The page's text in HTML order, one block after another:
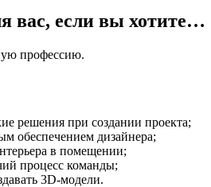
вас, если вы хотите…
профессию.
решения при создании проекта;
обеспечением дизайнера;
в помещении;
процесс команды;
3D-модели.